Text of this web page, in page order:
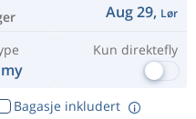
Aug 29, Lør
Kun direktefly
Bagasje inkludert